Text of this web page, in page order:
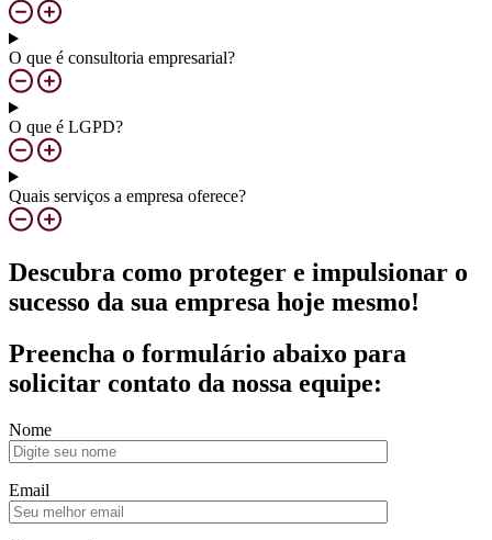
O que é consultoria empresarial?
O que é LGPD?
Quais serviços a empresa oferece?
Descubra como proteger e impulsionar o
sucesso da sua empresa hoje mesmo!
Preencha o formulário abaixo para
solicitar contato da nossa equipe:
Nome
Email